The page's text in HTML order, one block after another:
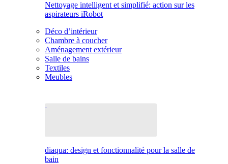
Nettoyage intelligent et simplifié: action sur les
aspirateurs iRobot
Déco d’intérieur
Chambre à coucher
Aménagement extérieur
Salle de bains
Textiles
Meubles
diaqua: design et fonctionnalité pour la salle de
bain